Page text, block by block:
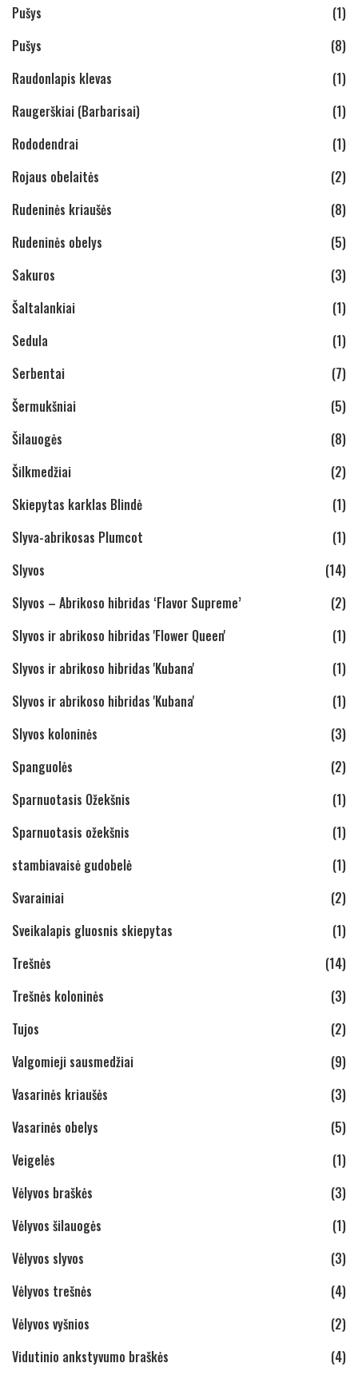
Pušys
(1)
Pušys
(8)
Raudonlapis klevas
(1)
Raugerškiai (Barbarisai)
(1)
Rododendrai
(1)
Rojaus obelaitės
(2)
Rudeninės kriaušės
(8)
Rudeninės obelys
(5)
Sakuros
(3)
Šaltalankiai
(1)
Sedula
(1)
Serbentai
(7)
Šermukšniai
(5)
Šilauogės
(8)
Šilkmedžiai
(2)
Skiepytas karklas Blindė
(1)
Slyva-abrikosas Plumcot
(1)
Slyvos
(14)
Slyvos – Abrikoso hibridas ‘Flavor Supreme’
(2)
Slyvos ir abrikoso hibridas 'Flower Queen'
(1)
Slyvos ir abrikoso hibridas 'Kubana'
(1)
Slyvos ir abrikoso hibridas 'Kubana'
(1)
Slyvos koloninės
(3)
Spanguolės
(2)
Sparnuotasis Ožekšnis
(1)
Sparnuotasis ožekšnis
(1)
stambiavaisė gudobelė
(1)
Svarainiai
(2)
Sveikalapis gluosnis skiepytas
(1)
Trešnės
(14)
Trešnės koloninės
(3)
Tujos
(2)
Valgomieji sausmedžiai
(9)
Vasarinės kriaušės
(3)
Vasarinės obelys
(5)
Veigelės
(1)
Vėlyvos braškės
(3)
Vėlyvos šilauogės
(1)
Vėlyvos slyvos
(3)
Vėlyvos trešnės
(4)
Vėlyvos vyšnios
(2)
Vidutinio ankstyvumo braškės
(4)